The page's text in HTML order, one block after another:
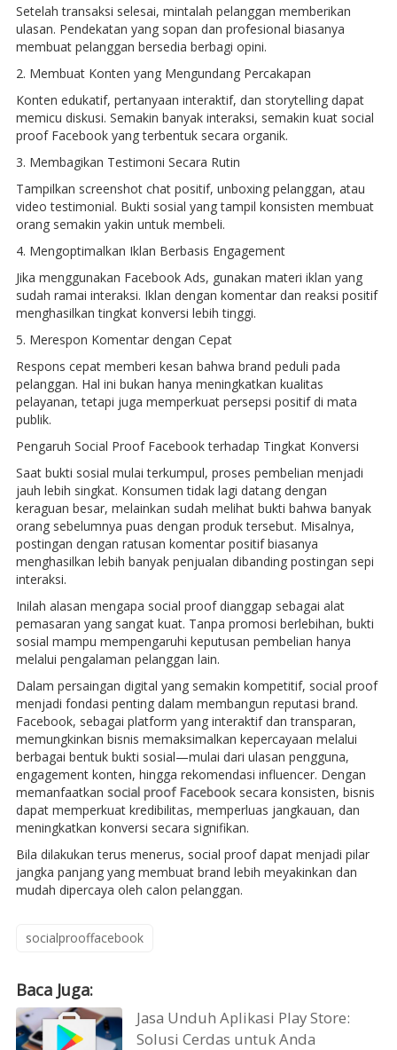
Setelah transaksi selesai, mintalah pelanggan memberikan
ulasan. Pendekatan yang sopan dan profesional biasanya
membuat pelanggan bersedia berbagi opini.
2. Membuat Konten yang Mengundang Percakapan
Konten edukatif, pertanyaan interaktif, dan storytelling dapat
memicu diskusi. Semakin banyak interaksi, semakin kuat social
proof Facebook yang terbentuk secara organik.
3. Membagikan Testimoni Secara Rutin
Tampilkan screenshot chat positif, unboxing pelanggan, atau
video testimonial. Bukti sosial yang tampil konsisten membuat
orang semakin yakin untuk membeli.
4. Mengoptimalkan Iklan Berbasis Engagement
Jika menggunakan Facebook Ads, gunakan materi iklan yang
sudah ramai interaksi. Iklan dengan komentar dan reaksi positif
menghasilkan tingkat konversi lebih tinggi.
5. Merespon Komentar dengan Cepat
Respons cepat memberi kesan bahwa brand peduli pada
pelanggan. Hal ini bukan hanya meningkatkan kualitas
pelayanan, tetapi juga memperkuat persepsi positif di mata
publik.
Pengaruh Social Proof Facebook terhadap Tingkat Konversi
Saat bukti sosial mulai terkumpul, proses pembelian menjadi
jauh lebih singkat. Konsumen tidak lagi datang dengan
keraguan besar, melainkan sudah melihat bukti bahwa banyak
orang sebelumnya puas dengan produk tersebut. Misalnya,
postingan dengan ratusan komentar positif biasanya
menghasilkan lebih banyak penjualan dibanding postingan sepi
interaksi.
Inilah alasan mengapa social proof dianggap sebagai alat
pemasaran yang sangat kuat. Tanpa promosi berlebihan, bukti
sosial mampu mempengaruhi keputusan pembelian hanya
melalui pengalaman pelanggan lain.
Dalam persaingan digital yang semakin kompetitif, social proof
menjadi fondasi penting dalam membangun reputasi brand.
Facebook, sebagai platform yang interaktif dan transparan,
memungkinkan bisnis memaksimalkan kepercayaan melalui
berbagai bentuk bukti sosial—mulai dari ulasan pengguna,
engagement konten, hingga rekomendasi influencer. Dengan
memanfaatkan social proof Facebook secara konsisten, bisnis
dapat memperkuat kredibilitas, memperluas jangkauan, dan
meningkatkan konversi secara signifikan.
Bila dilakukan terus menerus, social proof dapat menjadi pilar
jangka panjang yang membuat brand lebih meyakinkan dan
mudah dipercaya oleh calon pelanggan.
socialprooffacebook
Baca Juga:
Jasa Unduh Aplikasi Play Store:
Solusi Cerdas untuk Anda